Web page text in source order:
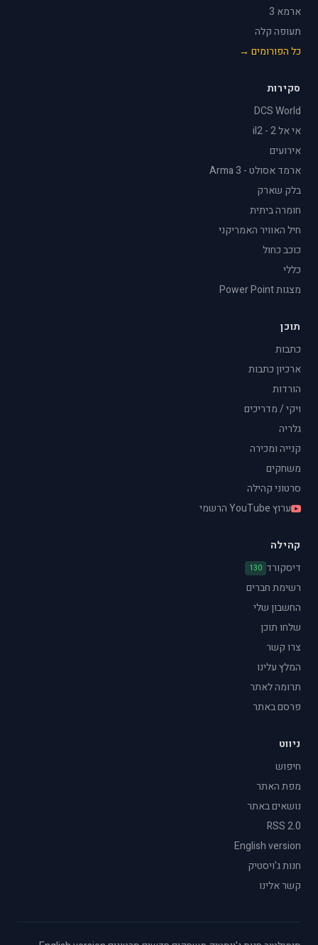
ארמא 3
תעופה קלה
כל הפורומים →
סקירות
DCS World
אי אל 2 - il2
אירועים
ארמד אסולט - Arma 3
בלק שארק
חומרה ביתית
חיל האוויר האמריקני
כוכב כחול
כללי
מצגות Power Point
תוכן
כתבות
ארכיון כתבות
הורדות
ויקי / מדריכים
גלריה
קנייה ומכירה
משחקים
סרטוני קהילה
ערוץ YouTube הרשמי
קהילה
דיסקורד 130
רשימת חברים
החשבון שלי
שלחו תוכן
צרו קשר
המלץ עלינו
תרומה לאתר
פרסם באתר
ניווט
חיפוש
מפת האתר
נושאים באתר
RSS 2.0
English version
חנות ג'ויסטיק
קשר אלינו